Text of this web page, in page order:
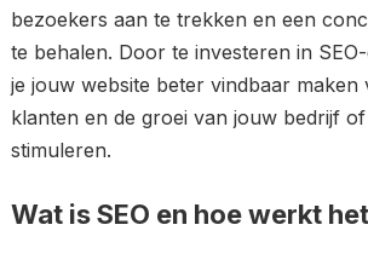
bezoekers aan te trekken en een
te behalen. Door te investeren in
je jouw website beter vindbaar maken
klanten en de groei van jouw bedrijf
stimuleren.
Wat is SEO en hoe werkt